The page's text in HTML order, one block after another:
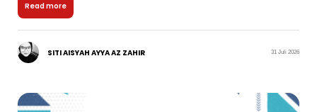
Read more
SITI AISYAH AYYA AZ ZAHIR 31 Juli 2026